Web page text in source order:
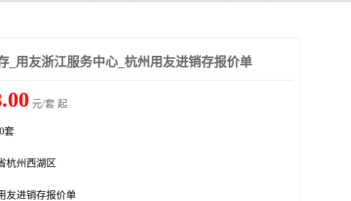
_用友浙江服务中心_杭州用友进销存报价单
元/套 起
套
杭州西湖区
友进销存报价单